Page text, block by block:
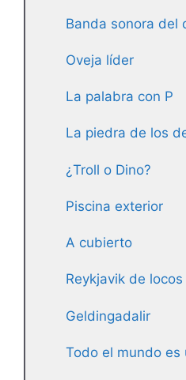
Banda sonora del
Oveja líder
La palabra con P
La piedra de los
¿Troll o Dino?
Piscina exterior
A cubierto
Reykjavik de locos
Geldingadalir
Todo el mundo es